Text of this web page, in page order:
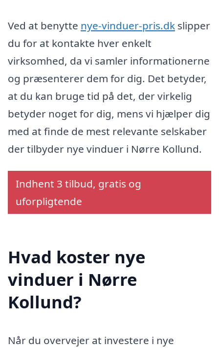
Ved at benytte nye-vinduer-pris.dk slipper
du for at kontakte hver enkelt
virksomhed, da vi samler informationerne
og præsenterer dem for dig. Det betyder,
at du kan bruge tid på det, der virkelig
betyder noget for dig, mens vi hjælper dig
med at finde de mest relevante selskaber
der tilbyder nye vinduer i Nørre Kollund.
Indhent 3 tilbud, gratis og
uforpligtende
Hvad koster nye
vinduer i Nørre
Kollund?
Når du overvejer at investere i nye